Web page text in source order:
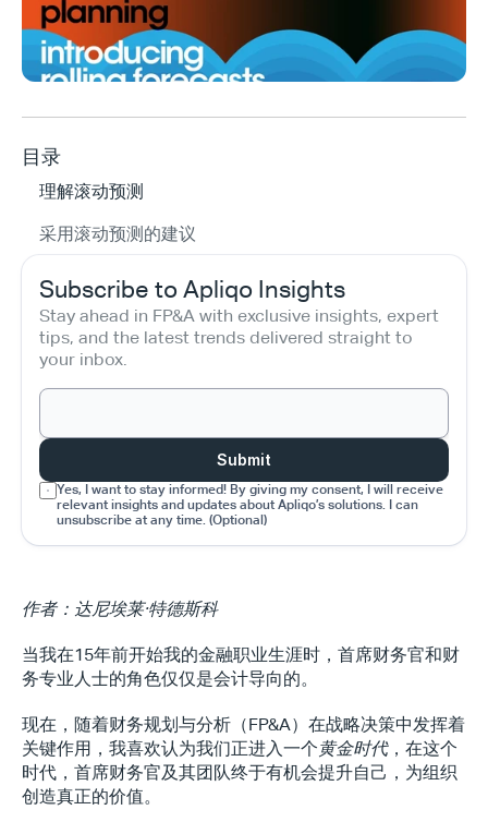
目录
理解滚动预测
采用滚动预测的建议
Subscribe to Apliqo Insights
Stay ahead in FP&A with exclusive insights, expert
tips, and the latest trends delivered straight to
your inbox.
Submit
Yes, I want to stay informed! By giving my consent, I will receive
relevant insights and updates about Apliqo’s solutions. I can
unsubscribe at any time. (Optional)
作者：达尼埃莱·特德斯科
当我在15年前开始我的金融职业生涯时，首席财务官和财
务专业人士的角色仅仅是会计导向的。
现在，随着财务规划与分析（FP&A）在战略决策中发挥着
关键作用，我喜欢认为我们正进入一个黄金时代，在这个
时代，首席财务官及其团队终于有机会提升自己，为组织
创造真正的价值。